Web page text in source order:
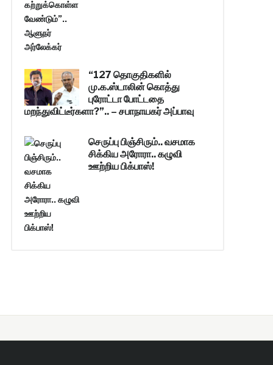
“127 தொகுதிகளில்
மு.க.ஸ்டாலின் கொத்து
புரோட்டா போட்டதை
மறந்துவிட்டீர்களா?”.. – சபாநாயகர் அப்பாவு
செருப்பு பிஞ்சிரும்.. வசமாக
சிக்கிய அரோரா.. கழுவி
ஊற்றிய பிக்பாஸ்!